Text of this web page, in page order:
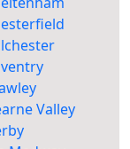
Valley